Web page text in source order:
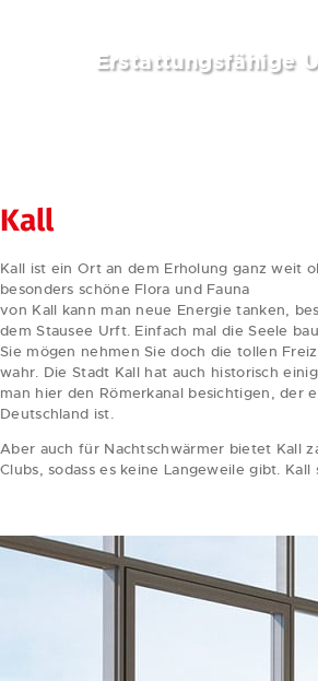
Erstattungsfähige
weiterlesen
Kall
Kall ist ein Ort an dem Erholung ganz weit
besonders schöne Flora und Fauna
von Kall kann man neue Energie tanken,
dem Stausee Urft. Einfach mal die Seele
Sie mögen nehmen Sie doch die tollen
wahr. Die Stadt Kall hat auch historisch
man hier den Römerkanal besichtigen, der
Deutschland ist.
Aber auch für Nachtschwärmer bietet Kall
Clubs, sodass es keine Langeweile gibt.